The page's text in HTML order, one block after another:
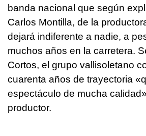
banda nacional que según
Carlos Montilla, de la
dejará indiferente a nadie, a
muchos años en la carretera.
Cortos, el grupo vallisoletano
cuarenta años de trayectoria
espectáculo de mucha
productor.